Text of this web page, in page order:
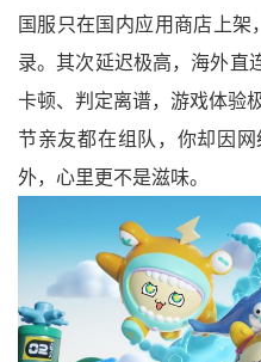
国服只在国内应用商店上
录。其次延迟极高，海外
卡顿、判定离谱，游戏体验
节亲友都在组队，你却因
外，心里更不是滋味。